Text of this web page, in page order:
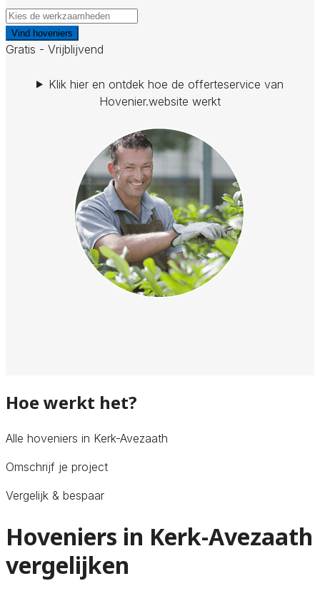
Vind hoveniers
Gratis - Vrijblijvend
Klik hier en ontdek hoe de offerteservice van
Hovenier.website werkt
Hoe werkt het?
Alle hoveniers in Kerk-Avezaath
Omschrijf je project
Vergelijk & bespaar
Hoveniers in Kerk-Avezaath
vergelijken